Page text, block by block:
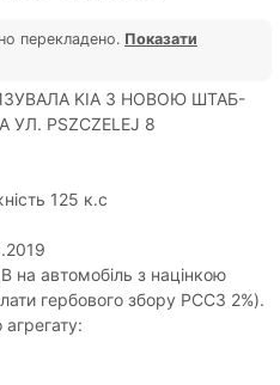
перекладено. Показати
KIA З НОВОЮ ШТАБ-
PSZCZELEJ 8
125 к.с
автомобіль з націнкою
гербового збору PCC3 2%).